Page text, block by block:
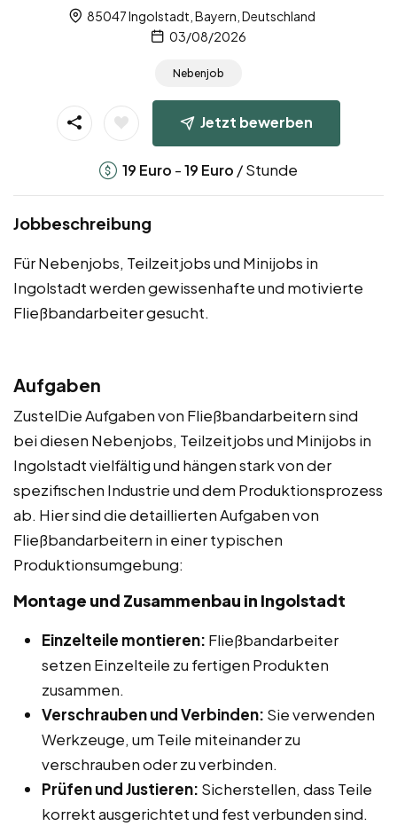
85047 Ingolstadt, Bayern, Deutschland
03/08/2026
Nebenjob
Jetzt bewerben
19 Euro -19 Euro / Stunde
Jobbeschreibung
Für Nebenjobs, Teilzeitjobs und Minijobs in
Ingolstadt werden gewissenhafte und motivierte
Fließbandarbeiter gesucht.
Aufgaben
ZustelDie Aufgaben von Fließbandarbeitern sind
bei diesen Nebenjobs, Teilzeitjobs und Minijobs in
Ingolstadt vielfältig und hängen stark von der
spezifischen Industrie und dem Produktionsprozess
ab. Hier sind die detaillierten Aufgaben von
Fließbandarbeitern in einer typischen
Produktionsumgebung:
Montage und Zusammenbau in Ingolstadt
Einzelteile montieren: Fließbandarbeiter
setzen Einzelteile zu fertigen Produkten
zusammen.
Verschrauben und Verbinden: Sie verwenden
Werkzeuge, um Teile miteinander zu
verschrauben oder zu verbinden.
Prüfen und Justieren: Sicherstellen, dass Teile
korrekt ausgerichtet und fest verbunden sind.